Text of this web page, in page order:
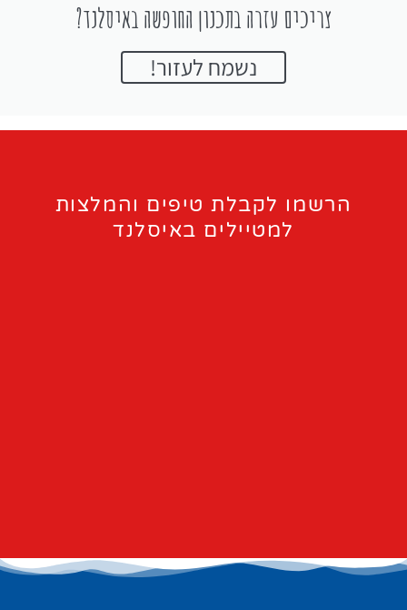
צריכים עזרה בתכנון החופשה באיסלנד?
נשמח לעזור!
הרשמו לקבלת טיפים והמלצות
למטיילים באיסלנד